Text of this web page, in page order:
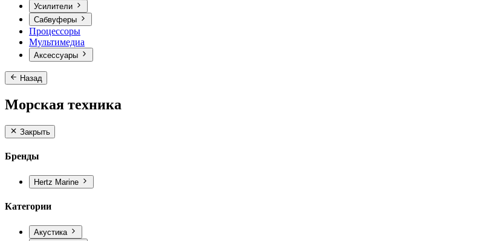
Усилители
Сабвуферы
Процессоры
Мультимедиа
Аксессуары
Назад
Морская техника
Закрыть
Бренды
Hertz Marine
Категории
Акустика